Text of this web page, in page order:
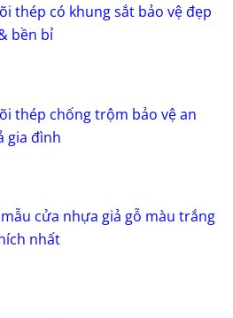
thép có khung sắt bảo vệ đẹp
bền bỉ
thép chống trộm bảo vệ an
gia đình
cửa nhựa giả gỗ màu trắng
nhất